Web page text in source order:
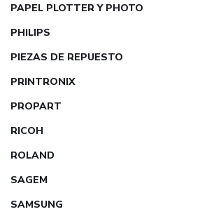
PAPEL PLOTTER Y PHOTO
PHILIPS
PIEZAS DE REPUESTO
PRINTRONIX
PROPART
RICOH
ROLAND
SAGEM
SAMSUNG